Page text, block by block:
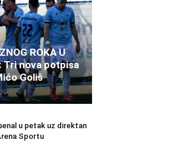
ROKA U
Tri nova potpisa
Goliš
u petak uz direktan
Sportu